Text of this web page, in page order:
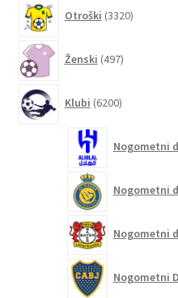
Otroški 3320izdelkov
Ženski 497izdelkov
Klubi 6200izdelkov
Nogometni
Nogometni
Nogometni
Nogometni